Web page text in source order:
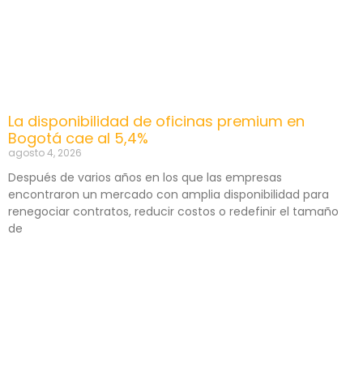
La disponibilidad de oficinas premium en
Bogotá cae al 5,4%
agosto 4, 2026
Después de varios años en los que las empresas
encontraron un mercado con amplia disponibilidad para
renegociar contratos, reducir costos o redefinir el tamaño
de